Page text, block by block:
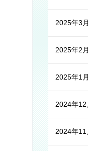
2025年3月
2025年2月
2025年1月
2024年12
2024年11